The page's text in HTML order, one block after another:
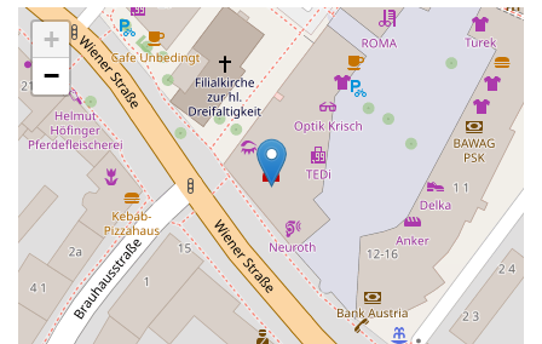
+
−